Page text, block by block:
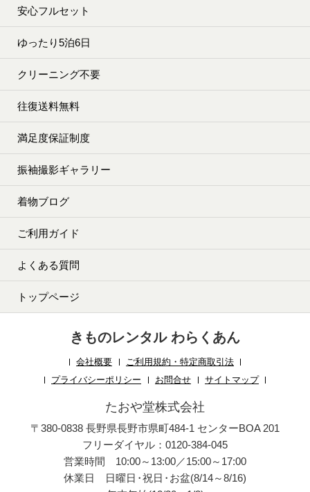
安心フルセット
ゆったり5泊6日
クリーニング不要
往復送料無料
満足度保証制度
振袖撮影ギャラリー
着物ブログ
ご利用ガイド
よくある質問
トップページ
きものレンタル わらくあん
会社概要
ご利用規約・特定商取引法
プライバシーポリシー
お問合せ サイトマップ
たおや堂株式会社
〒380-0838 長野県長野市県町484-1 センターBOA 201
フリーダイヤル：0120-384-045
営業時間 10:00～13:00／15:00～17:00
休業日 日曜日 ・祝日 ・お盆(8/14～8/16)